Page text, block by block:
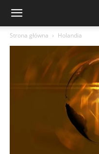
Strona główna Holandia